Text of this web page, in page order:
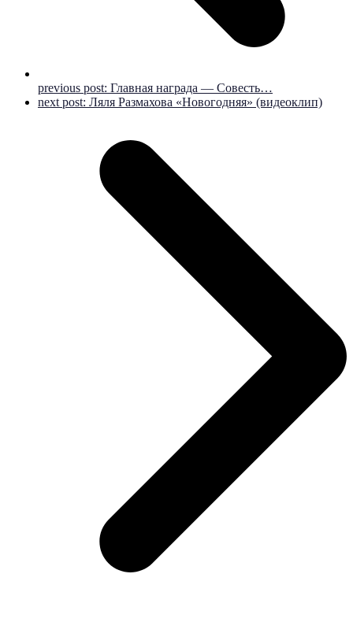
previous post: Главная награда — Совесть…
next post: Ляля Размахова «Новогодняя» (видеоклип)